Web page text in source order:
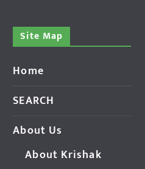
Site Map
Home
SEARCH
About Us
About Krishak